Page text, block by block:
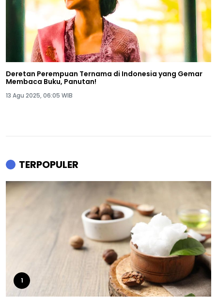
Deretan Perempuan Ternama di Indonesia yang Gemar
Membaca Buku, Panutan!
13 Agu 2025, 06:05 WIB
TERPOPULER
1